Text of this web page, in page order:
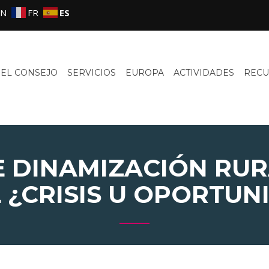
FR ES
EL CONSEJO SERVICIOS EUROPA ACTIVIDADES
DINAMIZACIÓN
¿CRISIS U